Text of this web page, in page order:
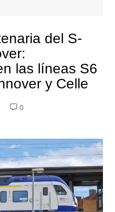
del S-
las líneas S6
y Celle
0